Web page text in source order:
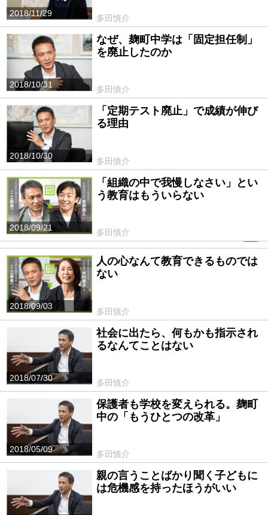
2018/11/29
多田慎介
2018/10/31
なぜ、麹町中学は「固定担任制」
を廃止したのか
多田慎介
2018/10/30
「定期テスト廃止」で成績が伸び
る理由
多田慎介
2018/09/21
「組織の中で我慢しなさい」とい
う教育はもういらない
多田慎介
2018/09/03
人の心なんて教育できるものでは
ない
多田慎介
2018/07/30
社会に出たら、何もかも指示され
るなんてことはない
多田慎介
2018/05/09
保護者も学校を変えられる。麹町
中の「もうひとつの改革」
多田慎介
親の言うことばかり聞く子どもに
は危機感を持ったほうがいい